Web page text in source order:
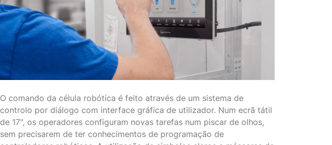
O comando da célula robótica é feito através de um sistema de
controlo por diálogo com interface gráfica de utilizador. Num ecrã tátil
de 17", os operadores configuram novas tarefas num piscar de olhos,
sem precisarem de ter conhecimentos de programação de